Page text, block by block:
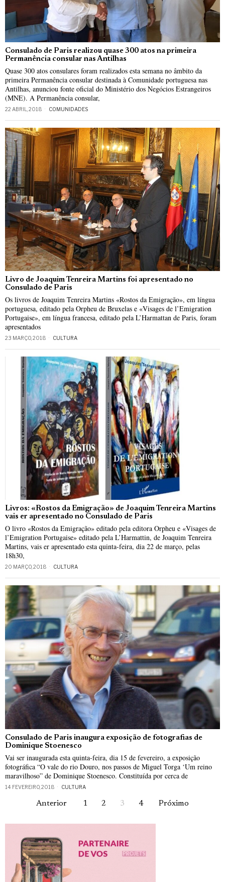
Consulado de Paris realizou quase 300 atos na primeira
Permanência consular nas Antilhas
Quase 300 atos consulares foram realizados esta semana no âmbito da
primeira Permanência consular destinada à Comunidade portuguesa nas
Antilhas, anunciou fonte oficial do Ministério dos Negócios Estrangeiros
(MNE). A Permanência consular,
22 ABRIL, 2018 COMUNIDADES
Livro de Joaquim Tenreira Martins foi apresentado no
Consulado de Paris
Os livros de Joaquim Tenreira Martins «Rostos da Emigração», em língua
portuguesa, editado pela Orpheu de Bruxelas e «Visages de l’Emigration
Portugaise», em língua francesa, editado pela L’Harmattan de Paris, foram
apresentados
23 MARÇO, 2018 CULTURA
Livros: «Rostos da Emigração» de Joaquim Tenreira Martins
vais er apresentado no Consulado de Paris
O livro «Rostos da Emigração» editado pela editora Orpheu e «Visages de
l’Emigration Portugaise» editado pela L’Harmattin, de Joaquim Tenreira
Martins, vais er apresentado esta quinta-feira, dia 22 de março, pelas
18h30,
20 MARÇO, 2018 CULTURA
Consulado de Paris inaugura exposição de fotografias de
Dominique Stoenesco
Vai ser inaugurada esta quinta-feira, dia 15 de fevereiro, a exposição
fotográfica “O vale do rio Douro, nos passos de Miguel Torga ‘Um reino
maravilhoso” de Dominique Stoenesco. Constituída por cerca de
14 FEVEREIRO, 2018 CULTURA
Anterior 1 2 3 4 Próximo